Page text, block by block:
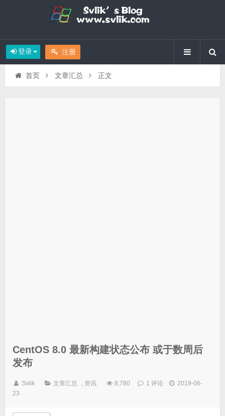
登录 注册
首页 文章汇总 正文
CentOS 8.0 最新构建状态公布 或于数周后
发布
Svlik 文章汇总 , 资讯 8,780 1 评论
2019-06-
23